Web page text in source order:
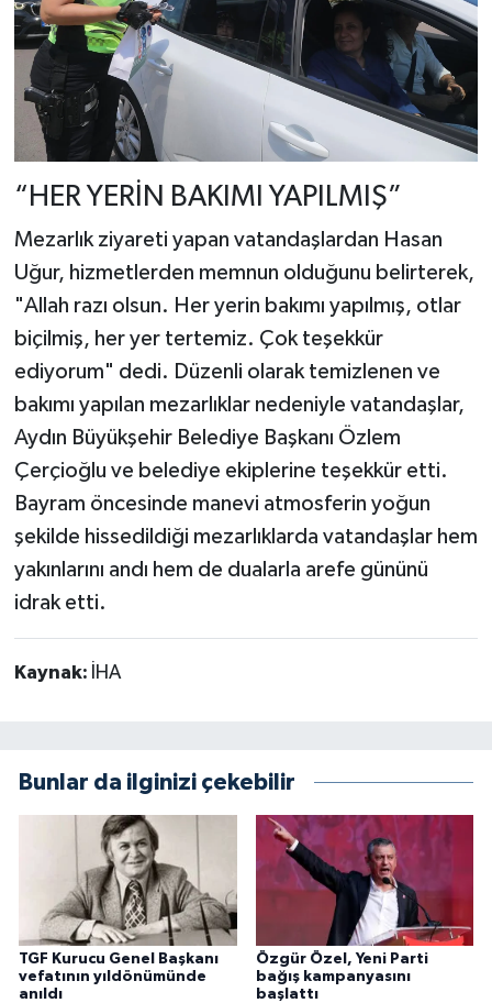
“HER YERİN BAKIMI YAPILMIŞ”
Mezarlık ziyareti yapan vatandaşlardan Hasan
Uğur, hizmetlerden memnun olduğunu belirterek,
"Allah razı olsun. Her yerin bakımı yapılmış, otlar
biçilmiş, her yer tertemiz. Çok teşekkür
ediyorum" dedi. Düzenli olarak temizlenen ve
bakımı yapılan mezarlıklar nedeniyle vatandaşlar,
Aydın Büyükşehir Belediye Başkanı Özlem
Çerçioğlu ve belediye ekiplerine teşekkür etti.
Bayram öncesinde manevi atmosferin yoğun
şekilde hissedildiği mezarlıklarda vatandaşlar hem
yakınlarını andı hem de dualarla arefe gününü
idrak etti.
Kaynak: İHA
Bunlar da ilginizi çekebilir
TGF Kurucu Genel Başkanı
vefatının yıldönümünde
anıldı
Özgür Özel, Yeni Parti
bağış kampanyasını
başlattı